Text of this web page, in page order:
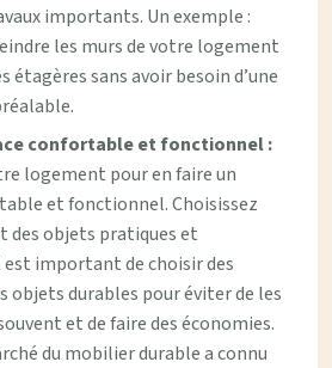
importants. Un exemple :
les murs de votre logement
étagères sans avoir besoin d’une
confortable et fonctionnel :
logement pour en faire un
et fonctionnel. Choisissez
des objets pratiques et
important de choisir des
objets durables pour éviter de les
et de faire des économies.
du mobilier durable a connu